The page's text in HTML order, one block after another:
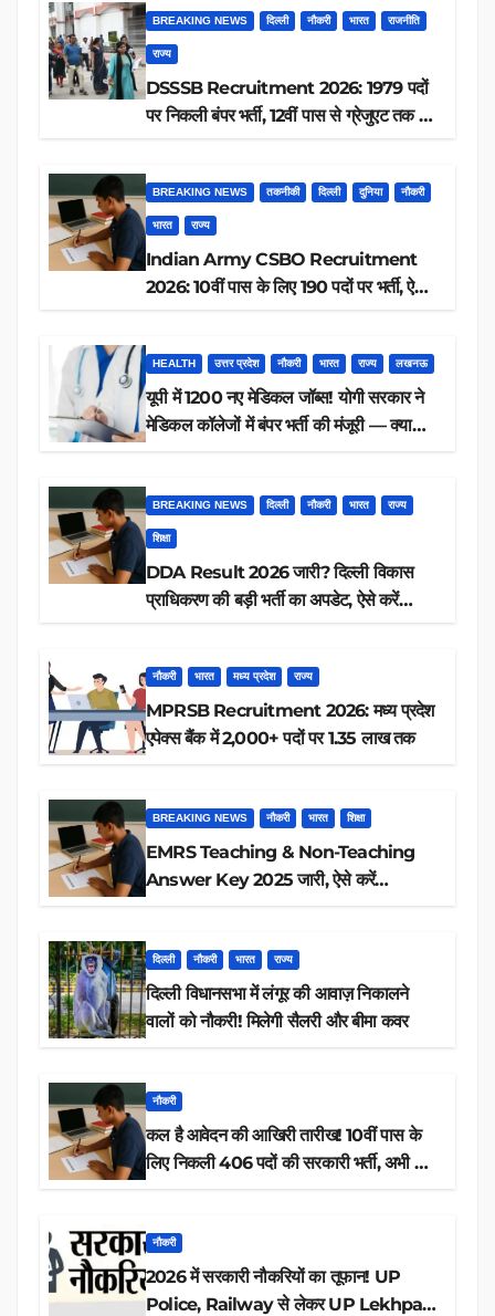
BREAKING NEWS दिल्ली नौकरी भारत राजनीति
राज्य
DSSSB Recruitment 2026: 1979 पदों
पर निकली बंपर भर्ती, 12वीं पास से ग्रेजुएट तक करें
BREAKING NEWS तकनीकी दिल्ली दुनिया नौकरी
भारत राज्य
Indian Army CSBO Recruitment
2026: 10वीं पास के लिए 190 पदों पर भर्ती, ऐसे
HEALTH उत्तर प्रदेश नौकरी भारत राज्य लखनऊ
यूपी में 1200 नए मेडिकल जॉब्स! योगी सरकार ने
मेडिकल कॉलेजों में बंपर भर्ती की मंजूरी — क्या
BREAKING NEWS दिल्ली नौकरी भारत राज्य
शिक्षा
DDA Result 2026 जारी? दिल्ली विकास
प्राधिकरण की बड़ी भर्ती का अपडेट, ऐसे करें
नौकरी भारत मध्य प्रदेश राज्य
MPRSB Recruitment 2026: मध्य प्रदेश
एपेक्स बैंक में 2,000+ पदों पर 1.35 लाख तक
BREAKING NEWS नौकरी भारत शिक्षा
EMRS Teaching & Non-Teaching
Answer Key 2025 जारी, ऐसे करें
दिल्ली नौकरी भारत राज्य
दिल्ली विधानसभा में लंगूर की आवाज़ निकालने
वालों को नौकरी! मिलेगी सैलरी और बीमा कवर
नौकरी
कल है आवेदन की आखिरी तारीख! 10वीं पास के
लिए निकली 406 पदों की सरकारी भर्ती, अभी करें
नौकरी
2026 में सरकारी नौकरियों का तूफान! UP
Police, Railway से लेकर UP Lekhpal